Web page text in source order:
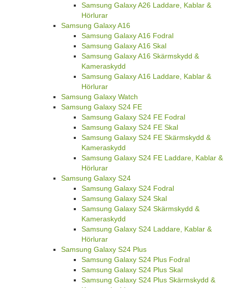
Samsung Galaxy A26 Laddare, Kablar &
Hörlurar
Samsung Galaxy A16
Samsung Galaxy A16 Fodral
Samsung Galaxy A16 Skal
Samsung Galaxy A16 Skärmskydd &
Kameraskydd
Samsung Galaxy A16 Laddare, Kablar &
Hörlurar
Samsung Galaxy Watch
Samsung Galaxy S24 FE
Samsung Galaxy S24 FE Fodral
Samsung Galaxy S24 FE Skal
Samsung Galaxy S24 FE Skärmskydd &
Kameraskydd
Samsung Galaxy S24 FE Laddare, Kablar &
Hörlurar
Samsung Galaxy S24
Samsung Galaxy S24 Fodral
Samsung Galaxy S24 Skal
Samsung Galaxy S24 Skärmskydd &
Kameraskydd
Samsung Galaxy S24 Laddare, Kablar &
Hörlurar
Samsung Galaxy S24 Plus
Samsung Galaxy S24 Plus Fodral
Samsung Galaxy S24 Plus Skal
Samsung Galaxy S24 Plus Skärmskydd &